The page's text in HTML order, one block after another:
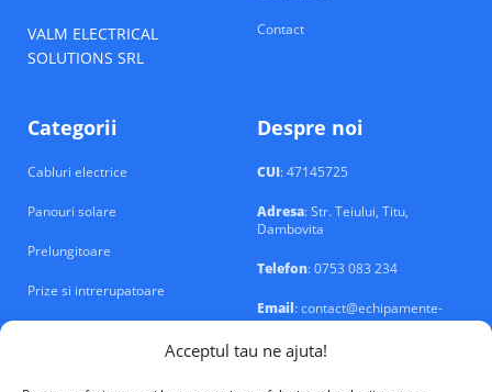
Acceptul tau ne ajuta!
VALM ELECTRICAL
SOLUTIONS SRL
Contact
Categorii
Cabluri electrice
Panouri solare
Prelungitoare
Prize si intrerupatoare
Despre noi
CUI: 47145725
Adresa: Str. Teiului, Titu,
Dambovita
Telefon: 0753 083 234
Email: contact@echipamente-
electrice.ro